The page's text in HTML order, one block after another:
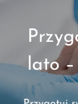
lato –